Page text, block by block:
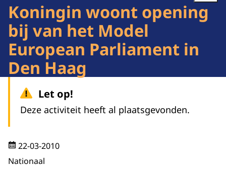
Koningin woont opening
bij van het Model
European Parliament in
Den Haag
Let op!
Deze activiteit heeft al plaatsgevonden.
22-03-2010
Nationaal